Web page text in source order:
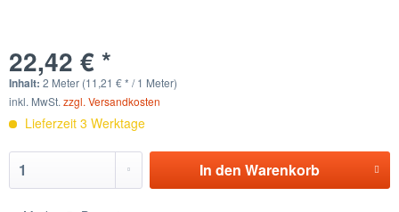
22,42 € *
Inhalt: 2 Meter (11,21 € * / 1 Meter)
inkl. MwSt. zzgl. Versandkosten
Lieferzeit 3 Werktage
In den Warenkorb